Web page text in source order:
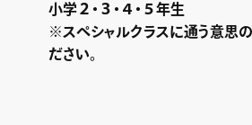
小学２・３・４・５年生
※スペシャルクラスに通う意思
ださい。